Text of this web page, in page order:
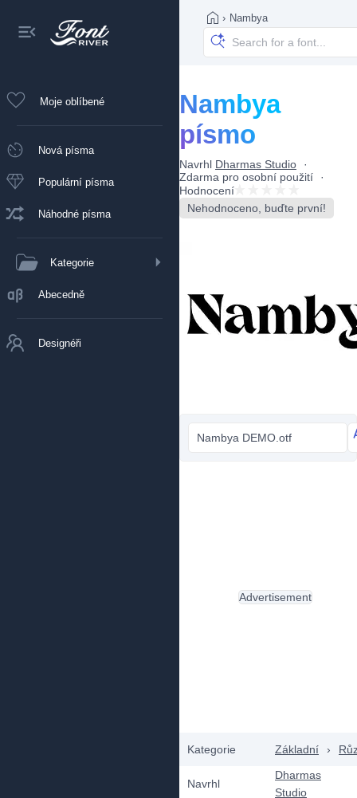
Moje oblíbené
Nová písma
Populární písma
Náhodné písma
Kategorie
Abecedně
Designéři
› Nambya
Nambya
písmo
Navrhl Dharmas Studio
Zdarma pro osobní použití
Hodnocení
Nehodnoceno, buďte první!
Nambya DEMO.otf
Kategorie Základní ›
Navrhl
Dharmas
Studio
Advertisement